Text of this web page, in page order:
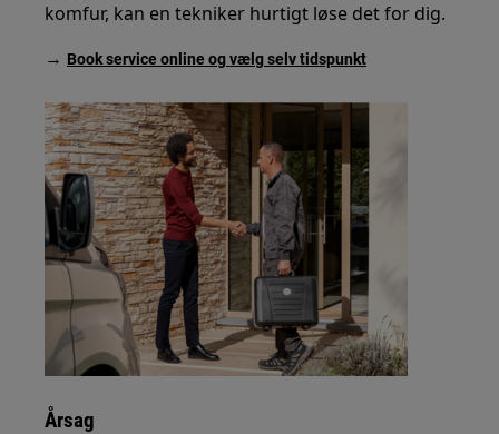
komfur, kan en tekniker hurtigt løse det for dig.
→ Book service online og vælg selv tidspunkt
Årsag